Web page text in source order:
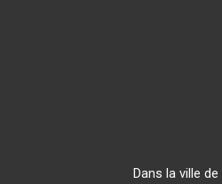
Dans la ville de